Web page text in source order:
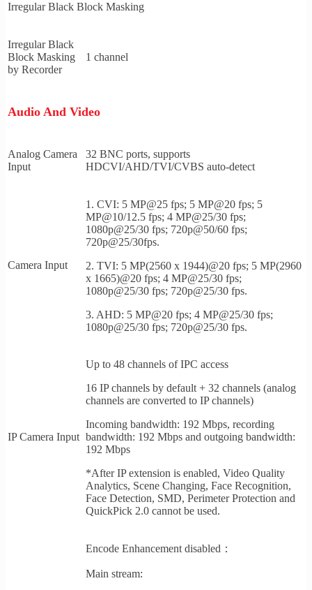
Irregular Black Block Masking
Irregular Black
Block Masking
by Recorder
1 channel
Audio And Video
Analog Camera
Input
32 BNC ports, supports
HDCVI/AHD/TVI/CVBS auto-detect
Camera Input
1. CVI: 5 MP@25 fps; 5 MP@20 fps; 5
MP@10/12.5 fps; 4 MP@25/30 fps;
1080p@25/30 fps; 720p@50/60 fps;
720p@25/30fps.
2. TVI: 5 MP(2560 x 1944)@20 fps; 5 MP(2960
x 1665)@20 fps; 4 MP@25/30 fps;
1080p@25/30 fps; 720p@25/30 fps.
3. AHD: 5 MP@20 fps; 4 MP@25/30 fps;
1080p@25/30 fps; 720p@25/30 fps.
IP Camera Input
Up to 48 channels of IPC access
16 IP channels by default + 32 channels (analog
channels are converted to IP channels)
Incoming bandwidth: 192 Mbps, recording
bandwidth: 192 Mbps and outgoing bandwidth:
192 Mbps
*After IP extension is enabled, Video Quality
Analytics, Scene Changing, Face Recognition,
Face Detection, SMD, Perimeter Protection and
QuickPick 2.0 cannot be used.
Encode Enhancement disabled：
Main stream: